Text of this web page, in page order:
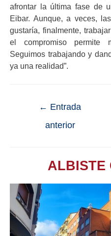
afrontar la última fase de
Eibar. Aunque, a veces,
gustaría, finalmente,
el compromiso permite
Seguimos trabajando y
ya una realidad”.
← Entrada
anterior
ALBISTE